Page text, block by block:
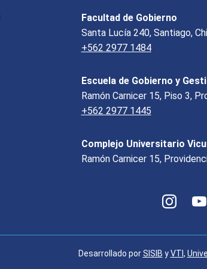
Facultad de Gobierno
Santa Lucía 240, Santiago,
+562 2977 1484
Escuela de Gobierno y
Ramón Carnicer 15, Piso 3,
+562 2977 1445
Complejo Universitario
Ramón Carnicer 15,
Desarrollado porSISIB yVTI ,